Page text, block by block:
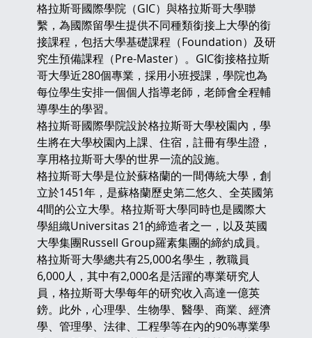
格拉斯哥國際學院（GIC）與格拉斯哥大學聯
繫，為國際留學生提供不同種類銜接上大學的銜
接課程，包括大學基礎課程（Foundation）及研
究生預備課程（Pre-Master）。GIC銜接格拉斯
哥大學近280個專業，採用小班授課，學院也為
每位學生安排一個個人指導老師，老師會全程輔
導學生的學習。
格拉斯哥國際學院設於格拉斯哥大學校園內，學
生將在大學校園內上課、住宿，註冊有學生證，
享用格拉斯哥大學的世界一流的設施。
格拉斯哥大學是位於蘇格蘭的一間傳統大學，創
立於1451年，是蘇格蘭歷史第二悠久、全英國第
4間的公立大學。格拉斯哥大學同時也是國際大
學組織Universitas 21的締造者之一，以及英國
大學集團Russell Group羅素集團的締約成員。
格拉斯哥大學總共有25,000名學生，教職員
6,000人，其中有2,000名是活躍的專業研究人
員，格拉斯哥大學每年的研究收入高達一億英
鎊。此外，心理學、生物學、醫學、商業、經濟
學、管理學、法律、工程學等在內的90%專業學